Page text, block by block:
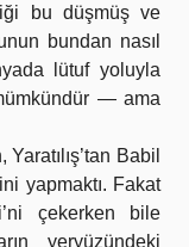
bu düşmüş ve
bundan nasıl
lütuf yoluyla
— ama
Babil
yapmaktı. Fakat
çekerken bile
yeryüzündeki